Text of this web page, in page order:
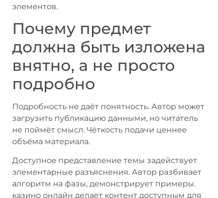
элементов.
Почему предмет
должна быть изложена
внятно, а не просто
подробно
Подробность не даёт понятность. Автор может
загрузить публикацию данными, но читатель
не поймёт смысл. Чёткость подачи ценнее
объёма материала.
Доступное представление темы задействует
элементарные разъяснения. Автор разбивает
алгоритм на фазы, демонстрирует примеры.
казино онлайн делает контент доступным для